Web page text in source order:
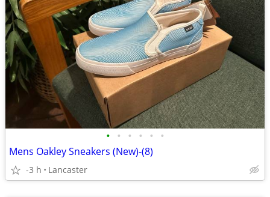
• • • • • •
Mens Oakley Sneakers (New)-(8)
-3 h Lancaster